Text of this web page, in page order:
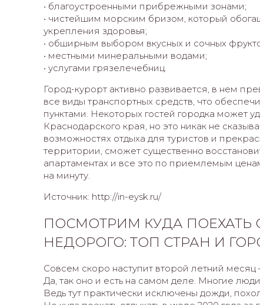
• благоустроенными прибрежными зонами;
• чистейшим морским бризом, который
укрепления здоровья;
• обширным выбором вкусных и сочных
• местными минеральными водами;
• услугами грязелечебниц.
Город-курорт активно развивается, в нем
все виды транспортных средств, что
пунктами. Некоторых гостей городка может
Краснодарского края, но это никак не
возможностях отдыха для туристов и
территории, сможет существенно
апартаментах и все это по приемлемым
на минуту.
Источник: http://in-eysk.ru/
ПОСМОТРИМ КУДА ПОЕХАТЬ
НЕДОРОГО: ТОП СТРАН И
Совсем скоро наступит второй летний
Да, так оно и есть на самом деле. Многие
Ведь тут практически исключены дожди,